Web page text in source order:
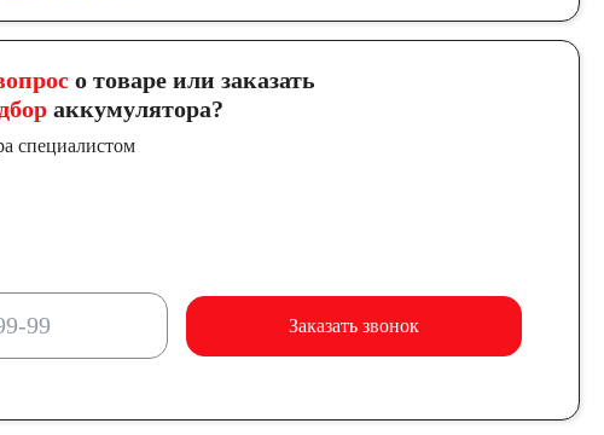
о товаре или заказать
аккумулятора?
специалистом
Заказать звонок